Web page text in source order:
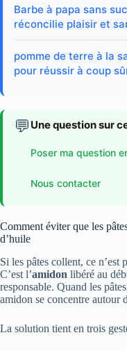
Barbe à papa sans
réconcilie plaisir et
pomme de terre à la
pour réussir à coup
💬 Une question sur
Poser ma question
Nous contacter
Comment éviter que les
d’huile
Si les pâtes collent, ce n’est
C’est l’amidon libéré au
responsable. Quand les
amidon se concentre autour
La solution tient en trois